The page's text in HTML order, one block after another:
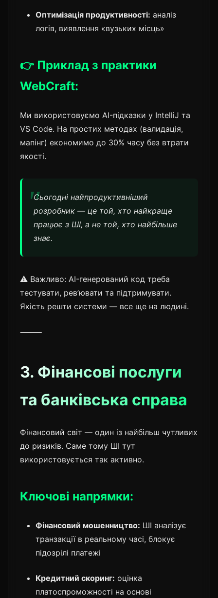
Оптимізація продуктивності: аналіз
логів, виявлення «вузьких місць»
👉 Приклад з практики
WebCraft:
Ми використовуємо AI-підказки у IntelliJ та
VS Code. На простих методах (валидація,
мапінг) економимо до 30% часу без втрати
якості.
Сьогодні найпродуктивніший
розробник — це той, хто найкраще
працює з ШІ, а не той, хто найбільше
знає.
⚠️ Важливо: AI-генерований код треба
тестувати, рев’ювати та підтримувати.
Якість решти системи — все ще на людині.
⸻
3. Фінансові послуги
та банківська справа
Фінансовий світ — один із найбільш чутливих
до ризиків. Саме тому ШІ тут
використовується так активно.
Ключові напрямки:
Фінансовий мошенництво: ШІ аналізує
транзакції в реальному часі, блокує
підозрілі платежі
Кредитний скоринг: оцінка
платоспроможності на основі